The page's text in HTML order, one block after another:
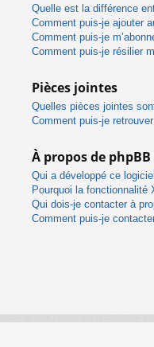
Quelle est la différence
Comment puis-je ajouter
Comment puis-je
Comment puis-je résilier
Pièces jointes
Quelles pièces jointes
Comment puis-je
À propos de phpBB
Qui a développé ce
Pourquoi la fonctionnalité
Qui dois-je contacter à
Comment puis-je